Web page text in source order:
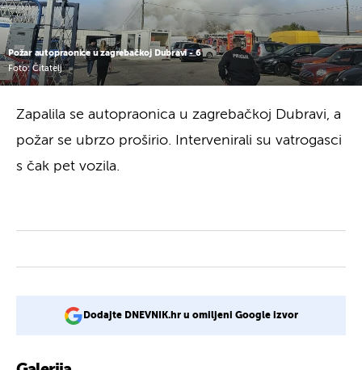
Požar autopraonice u zagrebačkoj Dubravi - 6
Foto: Čitatelj
Zapalila se autopraonica u zagrebačkoj Dubravi, a
požar se ubrzo proširio. Intervenirali su vatrogasci
s čak pet vozila.
Dodajte DNEVNIK.hr u omiljeni Google izvor